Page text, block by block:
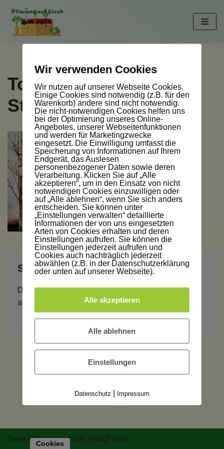
Zum
Tomaten auf
Strohballen
Schreibe einen Kommentar
Du musstangemeldetsein, um einen Kommentar
abzugeben.
Neve | Präsentiert von WordPress
Cookies
Wir verwenden Cookies
Wir nutzen auf unserer Webseite Cookies.
Einige Cookies sind notwendig (z.B. für den
Warenkorb) andere sind nicht notwendig.
Die nicht-notwendigen Cookies helfen uns
bei der Optimierung unseres Online-
Angebotes, unserer Webseitenfunktionen
und werden für Marketingzwecke
eingesetzt. Die Einwilligung umfasst die
Speicherung von Informationen auf Ihrem
Endgerät, das Auslesen
personenbezogener Daten sowie deren
Verarbeitung. Klicken Sie auf „Alle
akzeptieren“, um in den Einsatz von nicht
notwendigen Cookies einzuwilligen oder
auf „Alle ablehnen“, wenn Sie sich anders
entscheiden. Sie können unter
„Einstellungen verwalten“ detaillierte
Informationen der von uns eingesetzten
Arten von Cookies erhalten und deren
Einstellungen aufrufen. Sie können die
Einstellungen jederzeit aufrufen und
Cookies auch nachträglich jederzeit
abwählen (z.B. in der Datenschutzerklärung
oder unten auf unserer Webseite).
Alle akzeptieren
Alle ablehnen
Einstellungen
Datenschutz Impressum